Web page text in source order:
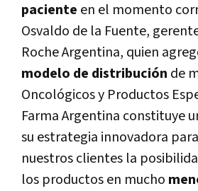
paciente en el momento
Osvaldo de la Fuente,
Roche Argentina, quien
modelo de distribución de
Oncológicos y Productos
Farma Argentina constituye
su estrategia innovadora
nuestros clientes la
los productos en mucho